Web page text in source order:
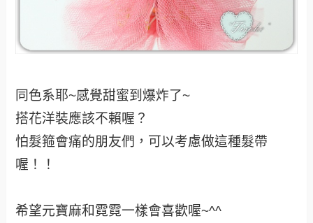
同色系耶~感覺甜蜜到爆炸了~
搭花洋裝應該不賴喔？
怕髮箍會痛的朋友們，可以考慮做這種髮帶
喔！！
希望元寶麻和霓霓一樣會喜歡喔~^^